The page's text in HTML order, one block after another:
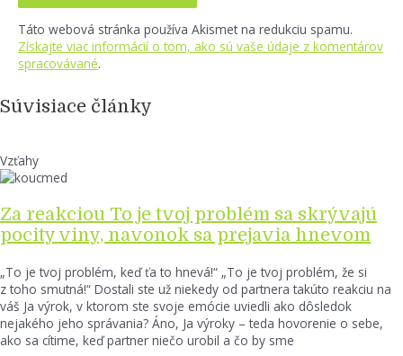
Táto webová stránka používa Akismet na redukciu spamu.
Získajte viac informácií o tom, ako sú vaše údaje z komentárov
spracovávané.
Súvisiace články
Vzťahy
Za reakciou To je tvoj problém sa skrývajú
pocity viny, navonok sa prejavia hnevom
„To je tvoj problém, keď ťa to hnevá!“ „To je tvoj problém, že si
z toho smutná!“ Dostali ste už niekedy od partnera takúto reakciu na
váš Ja výrok, v ktorom ste svoje emócie uviedli ako dôsledok
nejakého jeho správania? Áno, Ja výroky – teda hovorenie o sebe,
ako sa cítime, keď partner niečo urobil a čo by sme